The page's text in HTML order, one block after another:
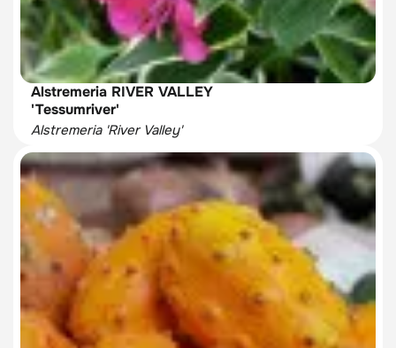
Alstremeria RIVER VALLEY
'Tessumriver'
Alstremeria 'River Valley'